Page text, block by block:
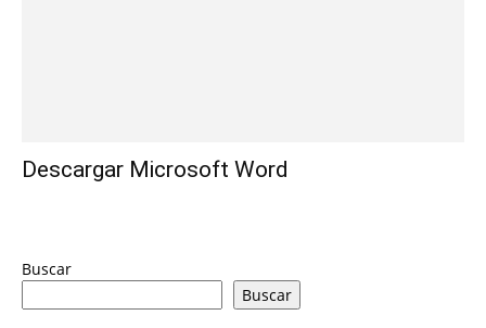
Descargar Microsoft Word
Buscar
Buscar